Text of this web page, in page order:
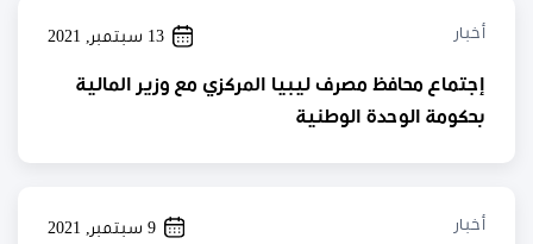
أخبار 13 سبتمبر, 2021
إجتماع محافظ مصرف ليبيا المركزي مع وزير المالية
بحكومة الوحدة الوطنية
أخبار 9 سبتمبر, 2021